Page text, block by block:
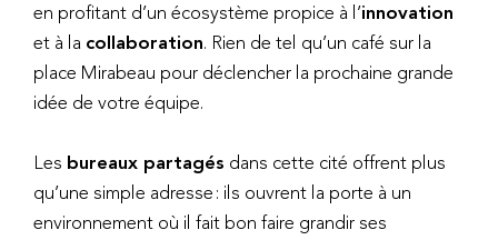
en profitant d’un écosystème propice à l’innovation
et à la collaboration. Rien de tel qu’un café sur la
place Mirabeau pour déclencher la prochaine grande
idée de votre équipe.
Les bureaux partagés dans cette cité offrent plus
qu’une simple adresse : ils ouvrent la porte à un
environnement où il fait bon faire grandir ses